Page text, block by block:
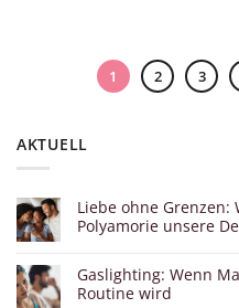
1 2 3
AKTUELL
Liebe ohne Grenzen:
Polyamorie unsere
Gaslighting: Wenn
Routine wird